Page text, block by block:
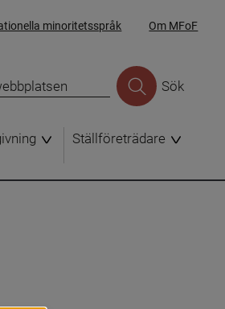
minoritetsspråk Om MFoF
Sök
Ställföreträdare